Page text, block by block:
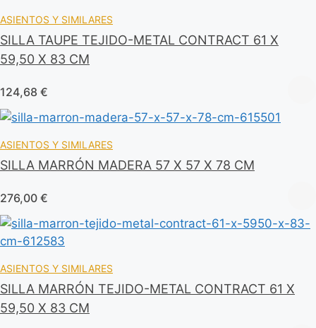
ASIENTOS Y SIMILARES
SILLA TAUPE TEJIDO-METAL CONTRACT 61 X
59,50 X 83 CM
124,68 €
ASIENTOS Y SIMILARES
SILLA MARRÓN MADERA 57 X 57 X 78 CM
276,00 €
ASIENTOS Y SIMILARES
SILLA MARRÓN TEJIDO-METAL CONTRACT 61 X
59,50 X 83 CM